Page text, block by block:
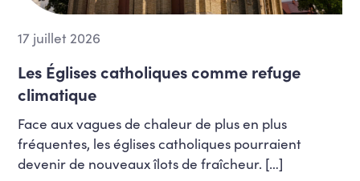
alimentation
Situation de handicap
Vie associative
Vivre ensemble et diversité
Vivre ensemble, inclusion, égalité des
chances et lutte contre les
discriminations
17 juillet 2026
Les Églises catholiques comme refuge
climatique
Face aux vagues de chaleur de plus en plus
fréquentes, les églises catholiques pourraient
devenir de nouveaux îlots de fraîcheur. […]